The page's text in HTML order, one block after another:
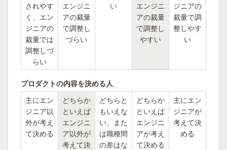
されやす
く、エン
ジニアの
裁量では
調整しづ
らい
エンジニ
アの裁量
で調整し
づらい
い
エンジニ
アの裁量
で調整し
やすい
ジニアの
裁量で調
整しやす
い
プロダクトの内容を決める人
主にエン
ジニア以
外が考え
て決める
どちらか
といえば
エンジニ
ア以外が
考えて決
どちらと
もいえな
い、また
は職種間
の差はな
どちらか
といえば
エンジニ
アが考え
て決める
主にエン
ジニアが
考えて決
める